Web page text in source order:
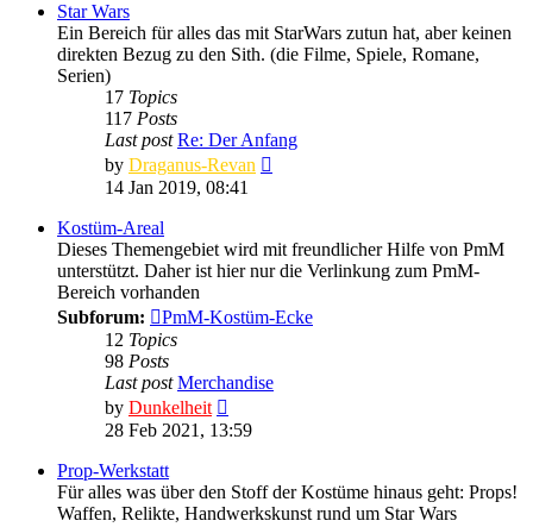
Star Wars
Ein Bereich für alles das mit StarWars zutun hat, aber keinen
direkten Bezug zu den Sith. (die Filme, Spiele, Romane,
Serien)
17 Topics
117 Posts
Last post Re: Der Anfang
by Draganus-Revan
14 Jan 2019, 08:41
Kostüm-Areal
Dieses Themengebiet wird mit freundlicher Hilfe von PmM
unterstützt. Daher ist hier nur die Verlinkung zum PmM-
Bereich vorhanden
Subforum:
PmM-Kostüm-Ecke
12 Topics
98 Posts
Last post Merchandise
by Dunkelheit
the
28 Feb 2021, 13:59
Prop-Werkstatt
Für alles was über den Stoff der Kostüme hinaus geht: Props!
Waffen, Relikte, Handwerkskunst rund um Star Wars